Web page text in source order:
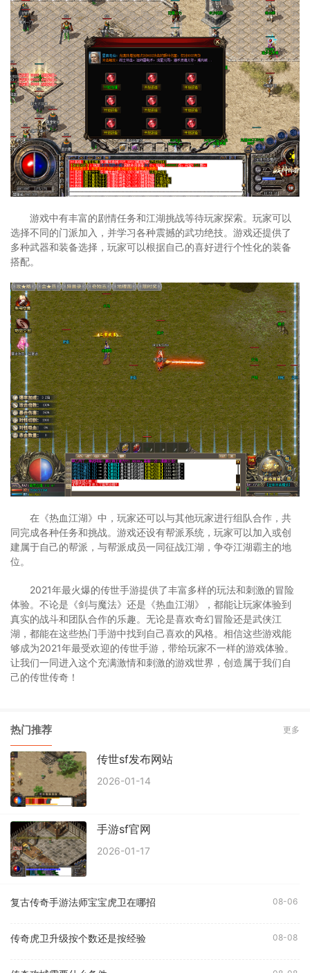
游戏中有丰富的剧情任务和江湖挑战等待玩家探索。玩家可以
选择不同的门派加入，并学习各种震撼的武功绝技。游戏还提供了
多种武器和装备选择，玩家可以根据自己的喜好进行个性化的装备
搭配。
在《热血江湖》中，玩家还可以与其他玩家进行组队合作，共
同完成各种任务和挑战。游戏还设有帮派系统，玩家可以加入或创
建属于自己的帮派，与帮派成员一同征战江湖，争夺江湖霸主的地
位。
2021年最火爆的传世手游提供了丰富多样的玩法和刺激的冒险
体验。不论是《剑与魔法》还是《热血江湖》，都能让玩家体验到
真实的战斗和团队合作的乐趣。无论是喜欢奇幻冒险还是武侠江
湖，都能在这些热门手游中找到自己喜欢的风格。相信这些游戏能
够成为2021年最受欢迎的传世手游，带给玩家不一样的游戏体验。
让我们一同进入这个充满激情和刺激的游戏世界，创造属于我们自
己的传世传奇！
热门推荐 更多
传世sf发布网站
2026-01-14
手游sf官网
2026-01-17
复古传奇手游法师宝宝虎卫在哪招 08-06
传奇虎卫升级按个数还是按经验 08-08